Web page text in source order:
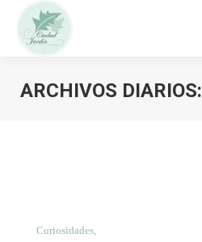
ARCHIVOS DIARIOS:
Curiosidades,